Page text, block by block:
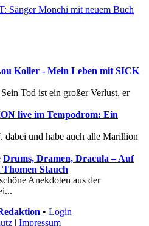
Monchi mit neuem Buch
Koller - Mein Leben mit SICK
Tod ist ein großer Verlust, er
live im Tempodrom: Ein
und habe auch alle Marillion
Drums, Dramen, Dracula – Auf
Stauch
Anekdoten aus der
• Login
| Impressum